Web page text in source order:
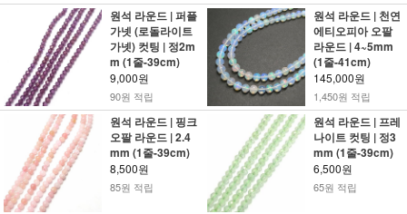
원석 라운드 | 퍼플
가넷 (로돌라이트
가넷) 컷팅 | 정2m
m (1줄-39cm)
9,000원
90원 적립
원석 라운드 | 천연
에티오피아 오팔
라운드 | 4~5mm
(1줄-41cm)
145,000원
1,450원 적립
원석 라운드 | 핑크
오팔 라운드 | 2.4
mm (1줄-39cm)
8,500원
85원 적립
원석 라운드 | 프레
나이트 컷팅 | 정3
mm (1줄-39cm)
6,500원
65원 적립